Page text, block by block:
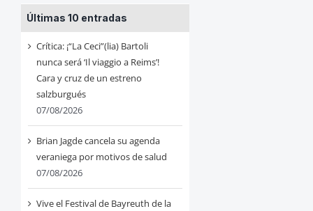
Últimas 10 entradas
Crítica: ¡“La Ceci”(lia) Bartoli
nunca será ‘Il viaggio a Reims’!
Cara y cruz de un estreno
salzburgués
07/08/2026
Brian Jagde cancela su agenda
veraniega por motivos de salud
07/08/2026
Vive el Festival de Bayreuth de la